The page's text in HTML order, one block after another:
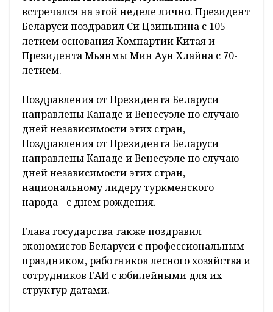
встречался на этой неделе лично. Президент
Беларуси поздравил Си Цзиньпина с 105-
летием основания Компартии Китая и
Президента Мьянмы Мин Аун Хлайна с 70-
летием.
Поздравления от Президента Беларуси
направлены Канаде и Венесуэле по случаю
дней независимости этих стран,
Поздравления от Президента Беларуси
направлены Канаде и Венесуэле по случаю
дней независимости этих стран,
национальному лидеру туркменского
народа - с днем рождения.
Глава государства также поздравил
экономистов Беларуси с профессиональным
праздником, работников лесного хозяйства и
сотрудников ГАИ с юбилейными для их
структур датами.